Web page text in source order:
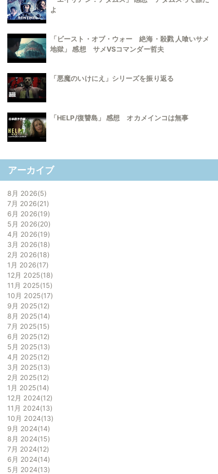
よ
「ビースト・オブ・ウォー 絶海・殺戮 人喰いサメ
地獄」 感想 サメVSコマンダー哲夫
「悪魔のいけにえ」シリーズを振り返る
「HELP/復讐島」 感想 オカメインコは無事
アーカイブ
8月 2026 5
7月 2026 21
6月 2026 19
5月 2026 20
4月 2026 19
3月 2026 18
2月 2026 18
1月 2026 17
12月 2025 18
11月 2025 15
10月 2025 17
9月 2025 12
8月 2025 14
7月 2025 15
6月 2025 12
5月 2025 13
4月 2025 12
3月 2025 13
2月 2025 12
1月 2025 14
12月 2024 12
11月 2024 13
10月 2024 13
9月 2024 14
8月 2024 15
7月 2024 12
6月 2024 14
5月 2024 13